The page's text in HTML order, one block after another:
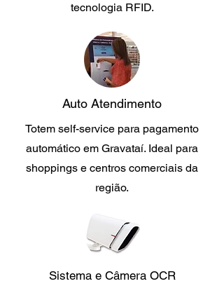
tecnologia RFID.
Auto Atendimento
Totem self-service para pagamento
automático em Gravataí. Ideal para
shoppings e centros comerciais da
região.
Sistema e Câmera OCR